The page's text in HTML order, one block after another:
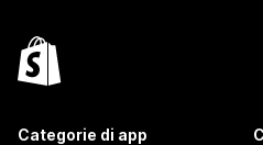
Categorie di app